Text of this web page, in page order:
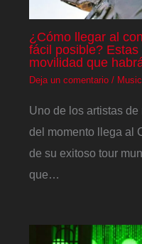
¿Cómo llegar al
fácil posible?
movilidad que
Deja un comentario /
Uno de los artistas
del momento llega al
de su exitoso tour
que…